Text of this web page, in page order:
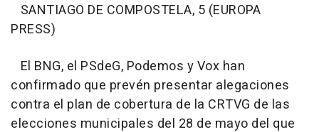
SANTIAGO DE COMPOSTELA, 5 (EUROPA
PRESS)
El BNG, el PSdeG, Podemos y Vox han
confirmado que prevén presentar alegaciones
contra el plan de cobertura de la CRTVG de las
elecciones municipales del 28 de mayo del que